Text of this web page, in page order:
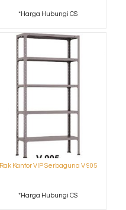
*Harga Hubungi CS
Rak Kantor VIP Serbaguna V 905
*Harga Hubungi CS